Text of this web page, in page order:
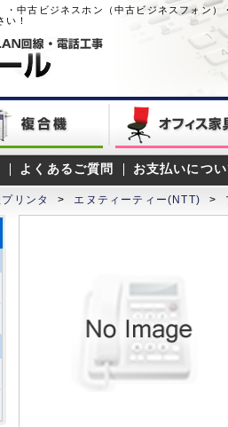
・中古ビジネスホン（中古ビジネスフォン
！
よくあるご質問 お支払いにつ
リンタ > エヌティーティー(NTT) >